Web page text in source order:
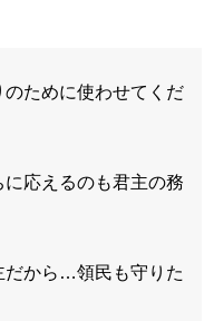
ために使わせてくだ
応えるのも君主の務
だから…領民も守りた